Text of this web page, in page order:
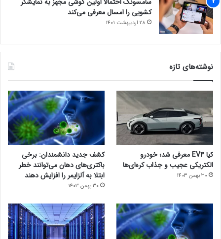
کشویی را امسال معرفی می‌کند
28 اردیبهشت 1401
نوشته‌های تازه
کیا EV4 معرفی شد؛ خودرو
الکتریکی عجیب و جذاب کره‌ای‌ها
30 بهمن 1403
کشف جدید دانشمندان: برخی
باکتری‌های دهان می‌توانند خطر
ابتلا به آلزایمر را افزایش دهند
30 بهمن 1403